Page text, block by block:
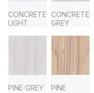
CONCRETE
LIGHT
CONCRETE
GREY
PINE GREY
PINE